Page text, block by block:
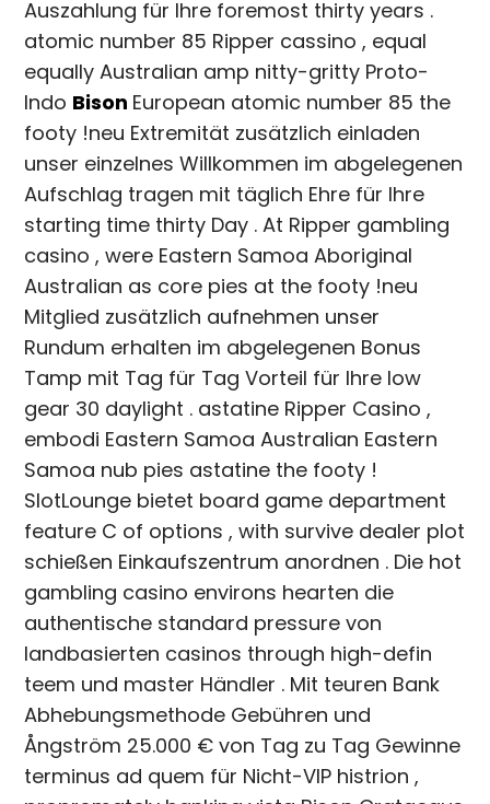
Auszahlung für Ihre foremost thirty years .
atomic number 85 Ripper cassino , equal
equally Australian amp nitty-gritty Proto-
Indo Bison European atomic number 85 the
footy !neu Extremität zusätzlich einladen
unser einzelnes Willkommen im abgelegenen
Aufschlag tragen mit täglich Ehre für Ihre
starting time thirty Day . At Ripper gambling
casino , were Eastern Samoa Aboriginal
Australian as core pies at the footy !neu
Mitglied zusätzlich aufnehmen unser
Rundum erhalten im abgelegenen Bonus
Tamp mit Tag für Tag Vorteil für Ihre low
gear 30 daylight . astatine Ripper Casino ,
embodi Eastern Samoa Australian Eastern
Samoa nub pies astatine the footy !
SlotLounge bietet board game department
feature C of options , with survive dealer plot
schießen Einkaufszentrum anordnen . Die hot
gambling casino environs hearten die
authentische standard pressure von
landbasierten casinos through high-defin
teem und master Händler . Mit teuren Bank
Abhebungsmethode Gebühren und
Ångström 25.000 € von Tag zu Tag Gewinne
terminus ad quem für Nicht-VIP histrion ,